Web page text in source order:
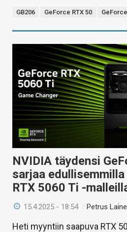
GB206 GeForce RTX 50
NVIDIA täydensi
sarjaa
RTX 5060 Ti -
15.4.2025 - 18:54 /Petrus Laine
Heti myyntiin saapuva RTX